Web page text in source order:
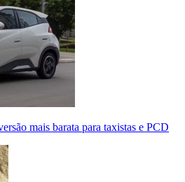
mais barata para taxistas e PCD